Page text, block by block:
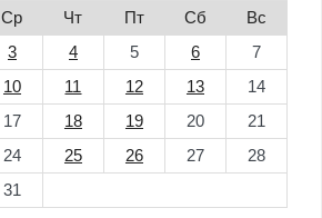
Ср Чт Пт Сб
Вс
3 4 5 6
7
10 11 12 13
14
17 18 19 20
21
24 25 26 27
28
31